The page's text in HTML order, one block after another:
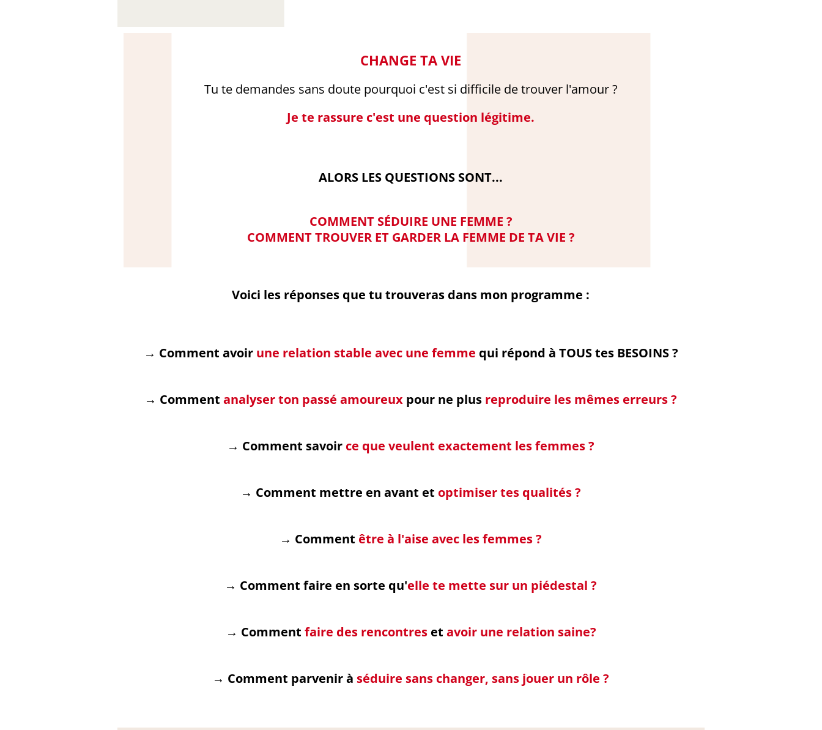
CHANGE TA VIE
Tu te demandes sans doute pourquoi c'est si difficile de trouver l'amour ?
Je te rassure c'est une question légitime.
ALORS LES QUESTIONS SONT...
COMMENT SÉDUIRE UNE FEMME ?
COMMENT TROUVER ET GARDER LA FEMME DE TA VIE ?
Voici les réponses que tu trouveras dans mon programme :
→ Comment avoir une relation stable avec une femme qui répond à TOUS tes BESOINS ?
→ Commentanalyser ton passé amoureux pour ne plus reproduire les mêmes erreurs ?
→ Comment savoir ce que veulent exactement les femmes ?
→ Comment mettre en avant et optimiser tes qualités ?
→ Comment être à l'aise avec les femmes ?
→ Comment faire en sorte qu'elle te mette sur un piédestal ?
→ Comment faire des rencontreset avoir une relation saine?
→ ​Comment parvenir à séduire sans changer, sans jouer un rôle ?